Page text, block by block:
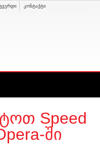
კონტაქტი
Speed
ში